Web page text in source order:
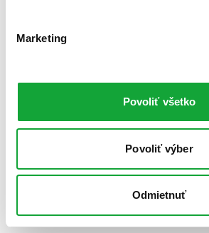
Marketing
Povoliť všetko
Povoliť výber
Odmietnuť